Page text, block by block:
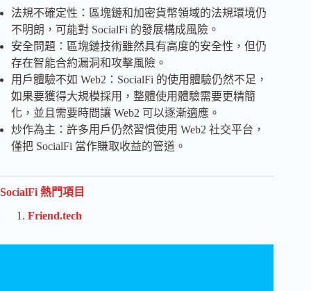
法規不確定性：區塊鏈和加密貨幣領域的法規環境仍
不明朗，可能對 SocialFi 的發展構成風險。
安全問題：區塊鏈技術雖然具有高度的安全性，但仍
存在智能合約漏洞和攻擊風險。
用戶體驗不如 Web2：SocialFi 的使用體驗仍然不足，
如果要獲得大規模採用，整體使用體驗需要更精簡
化，並且需要時間讓 Web2 可以逐漸適應。
炒作為主：許多用戶仍然習慣使用 Web2 社交平台，
僅把 SocialFi 當作賺取收益的管道。
SocialFi 熱門項目
Friend.tech